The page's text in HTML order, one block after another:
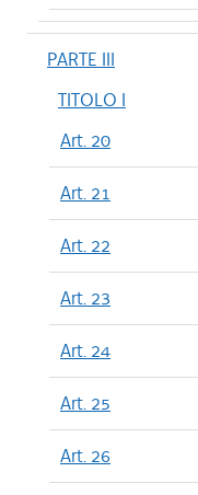
PARTE III
TITOLO I
Art. 20
Art. 21
Art. 22
Art. 23
Art. 24
Art. 25
Art. 26